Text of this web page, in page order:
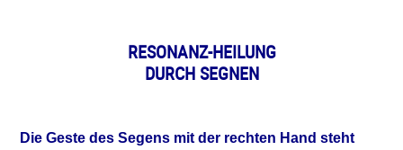
RESONANZ-HEILUNG
DURCH SEGNEN
Die Geste des Segens mit der rechten Hand steht